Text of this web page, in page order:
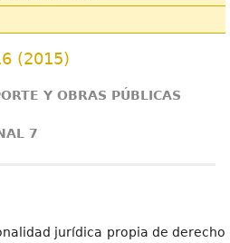
(2015)
Y OBRAS PÚBLICAS
7
jurídica propia de derecho